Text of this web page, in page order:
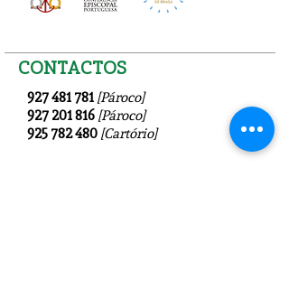
CONTACTOS
927 481 781 [Pároco]
927 201 816 [Pároco]
925 782 480 [Cartório]